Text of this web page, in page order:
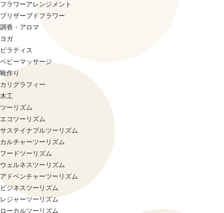
フラワーアレンジメント
プリザーブドフラワー
調香・アロマ
ヨガ
ピラティス
ベビーマッサージ
靴作り
カリグラフィー
木工
ツーリズム
エコツーリズム
サステイナブルツーリズム
カルチャーツーリズム
フードツーリズム
ウェルネスツーリズム
アドベンチャーツーリズム
ビジネスツーリズム
レジャーツーリズム
ローカルツーリズム